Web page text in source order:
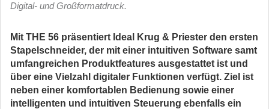
Digital- und Großformatdruck.
Mit THE 56 präsentiert Ideal Krug & Priester den ersten
Stapelschneider, der mit einer intuitiven Software samt
umfangreichen Produktfeatures ausgestattet ist und
über eine Vielzahl digitaler Funktionen verfügt. Ziel ist
neben einer komfortablen Bedienung sowie einer
intelligenten und intuitiven Steuerung ebenfalls ein